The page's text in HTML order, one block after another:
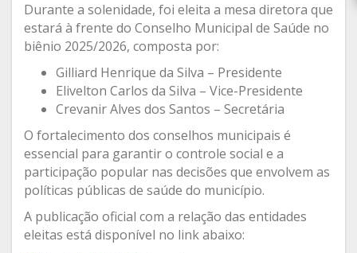
Durante a solenidade, foi eleita a mesa diretora que
estará à frente do Conselho Municipal de Saúde no
biênio 2025/2026, composta por:
Gilliard Henrique da Silva – Presidente
Elivelton Carlos da Silva – Vice-Presidente
Crevanir Alves dos Santos – Secretária
O fortalecimento dos conselhos municipais é
essencial para garantir o controle social e a
participação popular nas decisões que envolvem as
políticas públicas de saúde do município.
A publicação oficial com a relação das entidades
eleitas está disponível no link abaixo: